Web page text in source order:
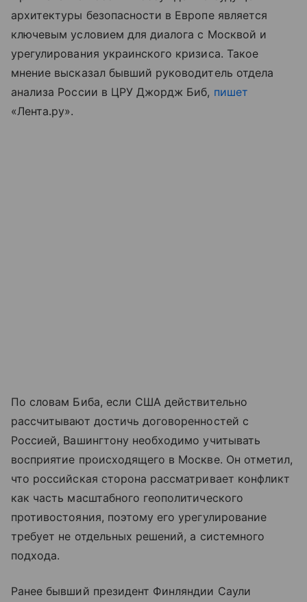
архитектуры безопасности в Европе является
ключевым условием для диалога с Москвой и
урегулирования украинского кризиса. Такое
мнение высказал бывший руководитель отдела
анализа России в ЦРУ Джордж Биб, пишет
«Лента.ру».
По словам Биба, если США действительно
рассчитывают достичь договоренностей с
Россией, Вашингтону необходимо учитывать
восприятие происходящего в Москве. Он отметил,
что российская сторона рассматривает конфликт
как часть масштабного геополитического
противостояния, поэтому его урегулирование
требует не отдельных решений, а системного
подхода.
Ранее бывший президент Финляндии Саули